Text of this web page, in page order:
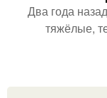
Два года
тяжёлые,